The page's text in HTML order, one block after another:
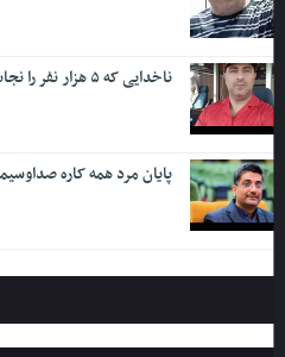
ناخدایی که ۵ هزار نفر را نجات داد
پایان مرد همه کاره